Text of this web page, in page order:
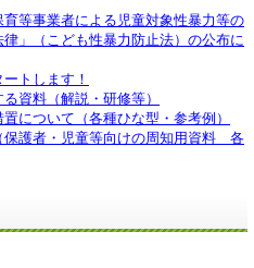
育等事業者による児童対象性暴力等の
」（こども性暴力防止法）の公布に
トします！
資料（解説・研修等）
について（各種ひな型・参考例）
保護者・児童等向けの周知用資料 各